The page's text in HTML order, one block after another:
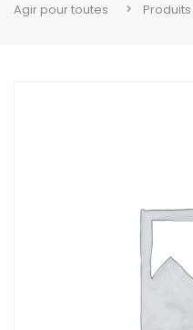
Agir pour toutes Produits